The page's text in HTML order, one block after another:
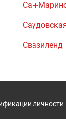
Сан-
Свазиленд